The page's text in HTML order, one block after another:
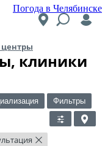
Погода в Челябинске
клиники
Фильтры
×